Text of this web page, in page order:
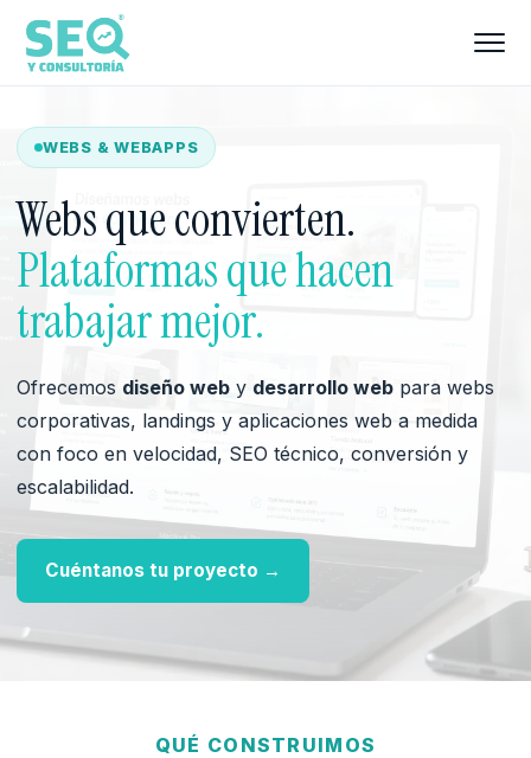
WEBS & WEBAPPS
Webs que convierten.
Plataformas que hacen
trabajar mejor.
Ofrecemos diseño web y desarrollo web para webs
corporativas, landings y aplicaciones web a medida
con foco en velocidad, SEO técnico, conversión y
escalabilidad.
Cuéntanos tu proyecto →
QUÉ CONSTRUIMOS